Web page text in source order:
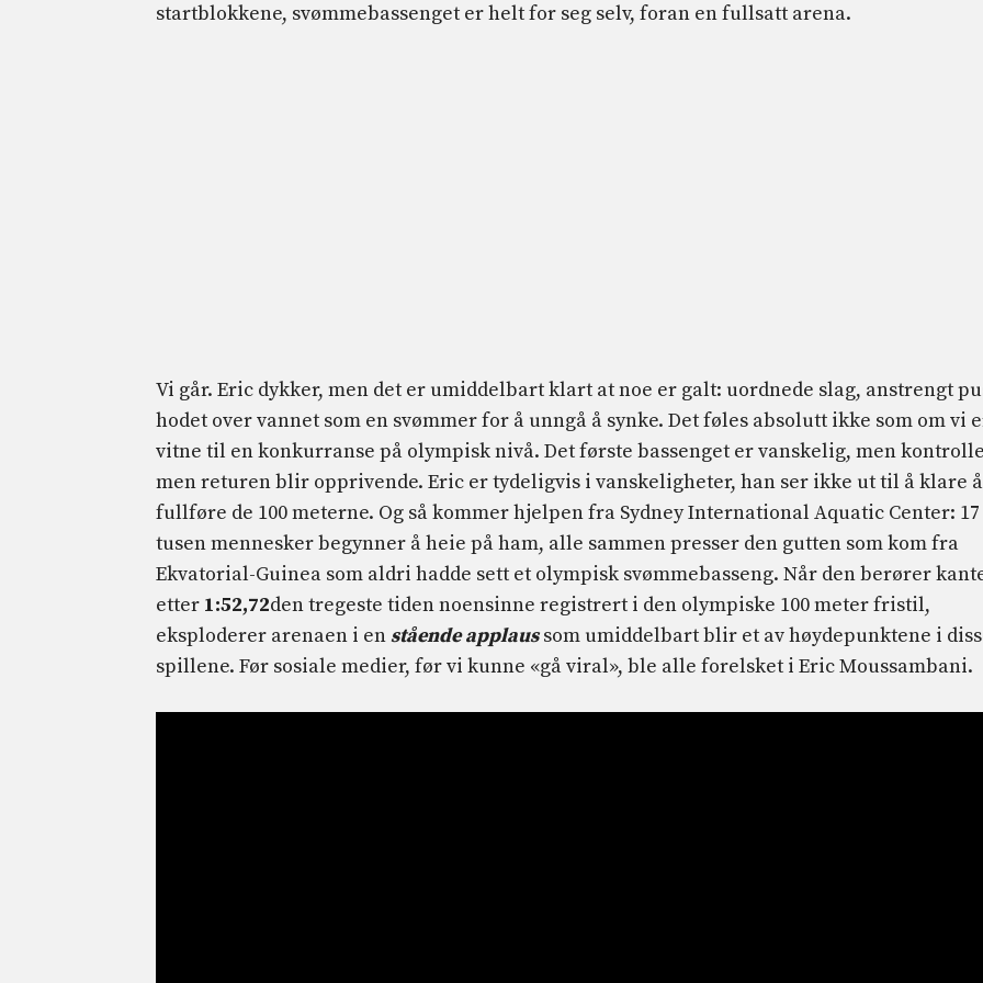
startblokkene, svømmebassenget er helt for seg selv, foran en fullsatt arena.
Vi går. Eric dykker, men det er umiddelbart klart at noe er galt: uordnede slag, anstrengt
hodet over vannet som en svømmer for å unngå å synke. Det føles absolutt ikke som om vi
vitne til en konkurranse på olympisk nivå. Det første bassenget er vanskelig, men
men returen blir opprivende. Eric er tydeligvis i vanskeligheter, han ser ikke ut til å klare å
fullføre de 100 meterne. Og så kommer hjelpen fra Sydney International Aquatic Center: 17
tusen mennesker begynner å heie på ham, alle sammen presser den gutten som kom fra
Ekvatorial-Guinea som aldri hadde sett et olympisk svømmebasseng. Når den berører
etter 1:52,72den tregeste tiden noensinne registrert i den olympiske 100 meter fristil,
eksploderer arenaen i enstående applaussom umiddelbart blir et av høydepunktene i
spillene. Før sosiale medier, før vi kunne «gå viral», ble alle forelsket i Eric Moussambani.